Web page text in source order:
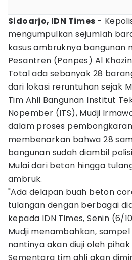
Sidoarjo, IDN Times -
mengumpulkan sejumlah
kasus ambruknya bangunan
Pesantren (Ponpes) Al
Total ada sebanyak 28
dari lokasi reruntuhan sejak
Tim Ahli Bangunan Institut
Nopember (ITS), Mudji
dalam proses
membenarkan bahwa 28
bangunan sudah diambil
Mulai dari beton hingga
ambruk.
"Ada delapan buah beton
tulangan dengan berbagai
kepada IDN Times, Senin (6/
Mudji menambahkan,
nantinya akan diuji oleh pihak